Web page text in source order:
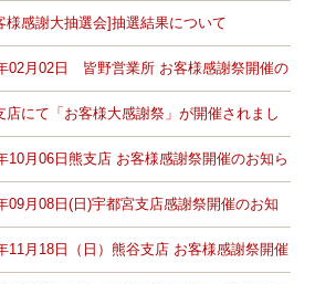
様感謝大抽選会]抽選結果について
02月02日 皆野営業所 お客様感謝祭開催の
店にて「お客様大感謝祭」が開催されまし
10月06日熊支店 お客様感謝祭開催のお知ら
09月08日(日)宇都宮支店感謝祭開催のお知
11月18日（日）熊谷支店 お客様感謝祭開催